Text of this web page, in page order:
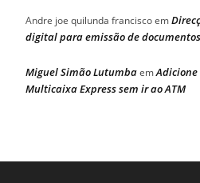
Andre joe quilunda franciscoem
digital para emissão de
Miguel Simão LutumbaemAdicione
Multicaixa Express sem ir ao ATM